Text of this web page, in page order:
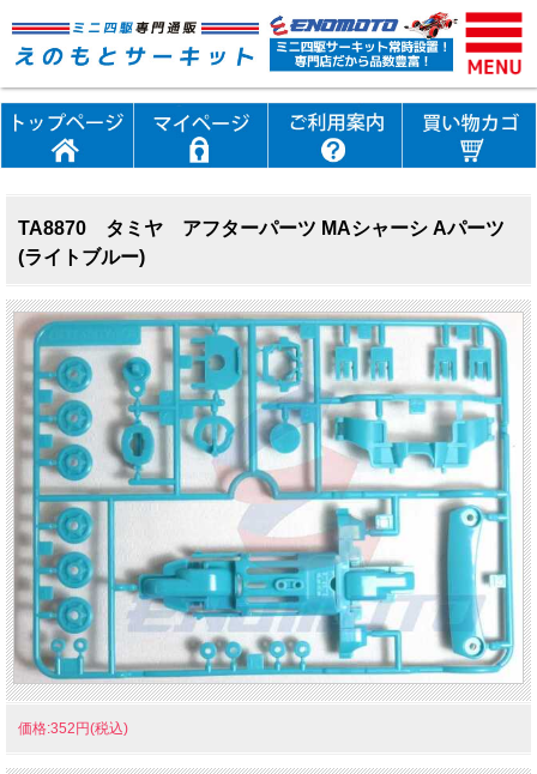
TA8870 タミヤ アフターパーツ MAシャーシ Aパーツ
(ライトブルー)
価格:352円(税込)